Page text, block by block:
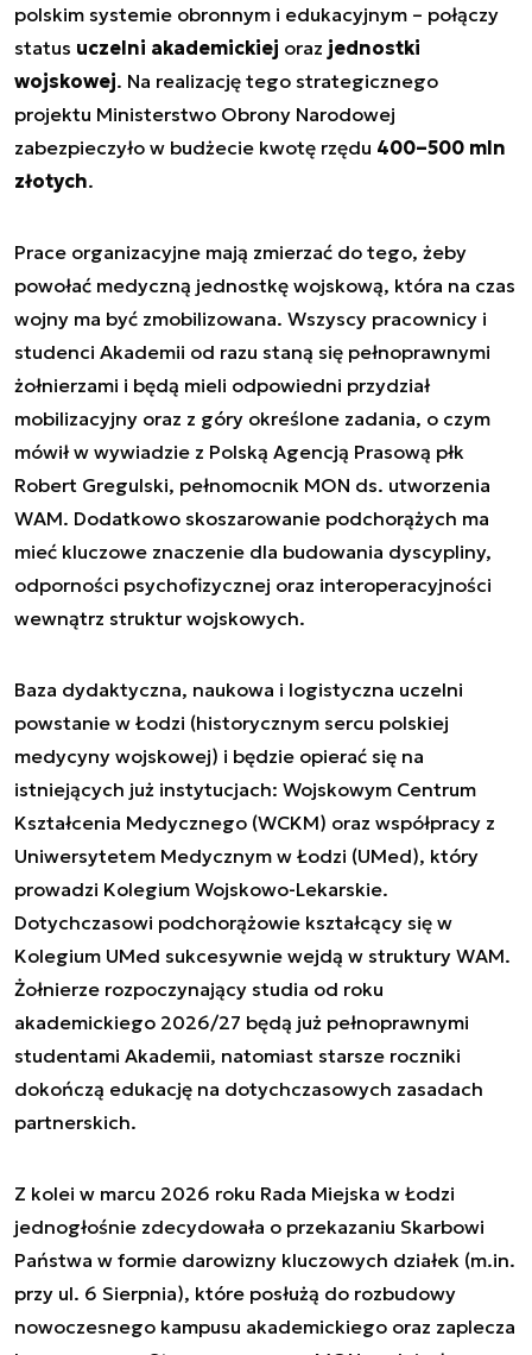
polskim systemie obronnym i edukacyjnym – połączy
status uczelni akademickiej oraz jednostki
wojskowej. Na realizację tego strategicznego
projektu Ministerstwo Obrony Narodowej
zabezpieczyło w budżecie kwotę rzędu 400–500 mln
złotych.
Prace organizacyjne mają zmierzać do tego, żeby
powołać medyczną jednostkę wojskową, która na czas
wojny ma być zmobilizowana. Wszyscy pracownicy i
studenci Akademii od razu staną się pełnoprawnymi
żołnierzami i będą mieli odpowiedni przydział
mobilizacyjny oraz z góry określone zadania, o czym
mówił w wywiadzie z Polską Agencją Prasową płk
Robert Gregulski, pełnomocnik MON ds. utworzenia
WAM. Dodatkowo skoszarowanie podchorążych ma
mieć kluczowe znaczenie dla budowania dyscypliny,
odporności psychofizycznej oraz interoperacyjności
wewnątrz struktur wojskowych.
Baza dydaktyczna, naukowa i logistyczna uczelni
powstanie w Łodzi (historycznym sercu polskiej
medycyny wojskowej) i będzie opierać się na
istniejących już instytucjach: Wojskowym Centrum
Kształcenia Medycznego (WCKM) oraz współpracy z
Uniwersytetem Medycznym w Łodzi (UMed), który
prowadzi Kolegium Wojskowo-Lekarskie.
Dotychczasowi podchorążowie kształcący się w
Kolegium UMed sukcesywnie wejdą w struktury WAM.
Żołnierze rozpoczynający studia od roku
akademickiego 2026/27 będą już pełnoprawnymi
studentami Akademii, natomiast starsze roczniki
dokończą edukację na dotychczasowych zasadach
partnerskich.
Z kolei w marcu 2026 roku Rada Miejska w Łodzi
jednogłośnie zdecydowała o przekazaniu Skarbowi
Państwa w formie darowizny kluczowych działek (m.in.
przy ul. 6 Sierpnia), które posłużą do rozbudowy
nowoczesnego kampusu akademickiego oraz zaplecza